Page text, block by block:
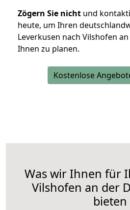
Zögern Sie nicht und
heute, um Ihren
Leverkusen nach Vilshofen
Ihnen zu planen.
Kostenlose
Was wir Ihnen für
Vilshofen an der
bieten